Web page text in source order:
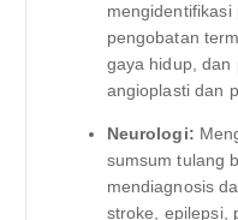
mengidentifikasi
pengobatan
gaya hidup, dan
angioplasti dan
Neurologi:
sumsum tulang
mendiagnosis
stroke, epilepsi,